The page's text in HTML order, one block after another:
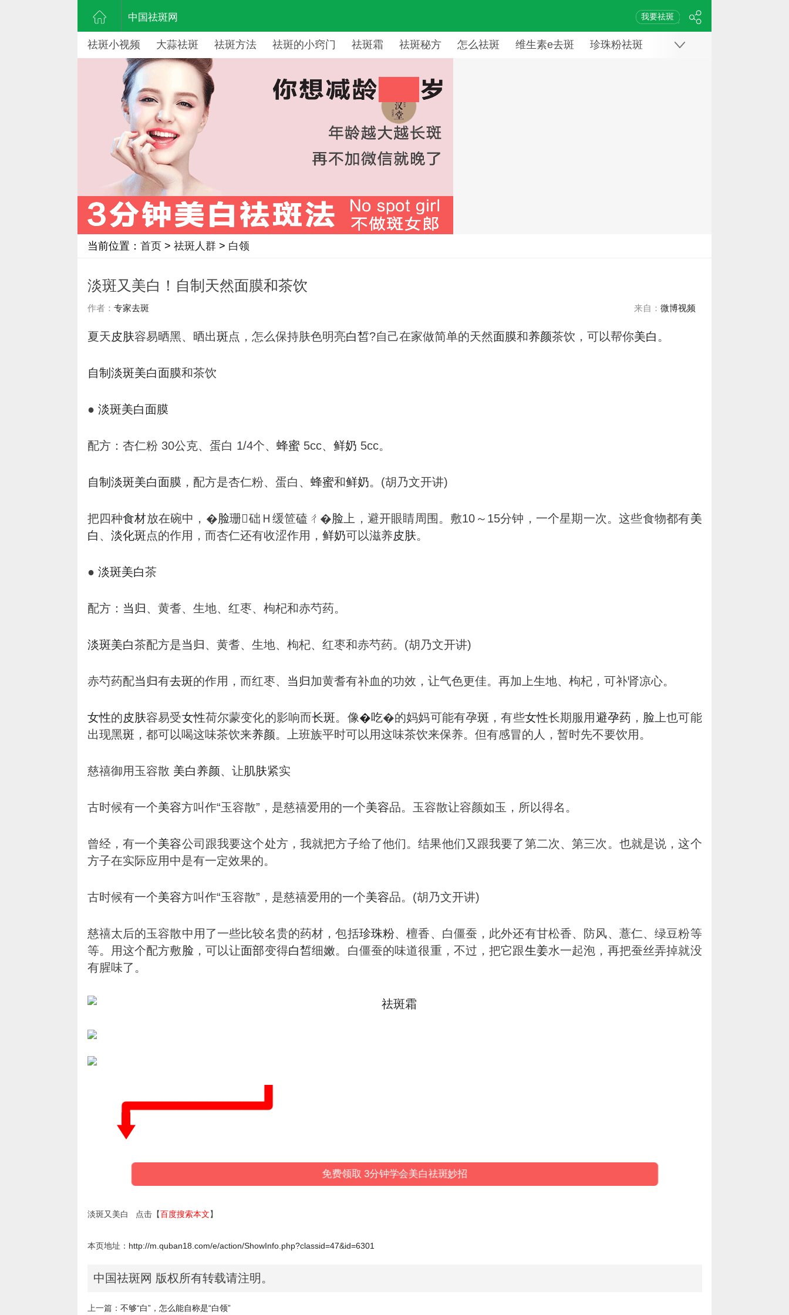
中国祛斑网 我要祛斑
祛斑小视频 大蒜祛斑 祛斑方法 祛斑的小窍门 祛斑霜 祛斑秘方 怎么祛斑 维生素e去斑 珍珠粉祛斑 白醋祛斑
当前位置： 首页> 祛斑人群> 白领
淡斑又美白！自制天然面膜和茶饮
作者： 专家去斑 来自： 微博视频
夏天皮肤容易晒黑、晒出斑点，怎么保持肤色明亮白皙?自己在家做简单的天然面膜和养颜茶饮，可以帮你美白 。
自制 淡斑美白面膜和茶饮
● 淡斑美白面膜
配方：杏仁粉 30公克、蛋白 1/4个、 蜂蜜5cc、 鲜奶 5cc。
自制 淡斑美白面膜 ，配方是杏仁粉、蛋白、 蜂蜜和鲜奶。(胡乃文开讲)
把四种食材放在碗中，�脸珊础Ｈ缓笸磕ㄔ�脸 上，避开眼睛周围。敷10～15分钟，一个星期一次。这些食物都有美
白 、 淡化斑点的作用，而杏仁还有收涩作用， 鲜奶可以滋养皮肤。
● 淡斑美白茶
配方： 当归、黄耆、生地、红枣、枸杞和赤芍药。
淡斑美白茶配方是当归、黄耆、生地、枸杞、红枣和赤芍药。(胡乃文开讲)
赤芍药配当归有去斑的作用，而红枣、 当归加黄耆有补血的功效，让气色更佳。再加上生地、枸杞，可补肾凉心。
女性的皮肤容易受女性荷尔蒙变化的影响而长斑。像�吃�的妈妈可能有孕斑 ，有些女性长期服用避孕药， 脸 上也可能
出现黑斑 ，都可以喝这味茶饮来养颜。上班族平时可以用这味茶饮来保养。但有感冒的人，暂时先不要饮用。
慈禧御用玉容散 美白养颜、让肌肤紧实
古时候有一个美容方叫作“玉容散”，是慈禧爱用的一个美容品。玉容散让容颜如玉，所以得名。
曾经，有一个美容公司跟我要这个处方，我就把方子给了他们。结果他们又跟我要了第二次、第三次。也就是说，这个
方子在实际应用中是有一定效果的。
古时候有一个美容方叫作“玉容散”，是慈禧爱用的一个美容品。(胡乃文开讲)
慈禧太后的玉容散中用了一些比较名贵的药材，包括珍珠粉、檀香、白僵蚕，此外还有甘松香、防风、薏仁、绿豆粉等
等。用这个配方敷脸 ，可以让面部变得白皙细嫩。白僵蚕的味道很重，不过，把它跟生姜水一起泡，再把蚕丝弄掉就没
有腥味了。
免费领取 3分钟学会美白祛斑妙招
淡斑又美白 点击【百度搜索本文】
本页地址： http://m.quban18.com/e/action/ShowInfo.php?classid=47&id=6301
中国祛斑网 版权所有转载请注明。
上一篇： 不够“白”，怎么能自称是“白领”